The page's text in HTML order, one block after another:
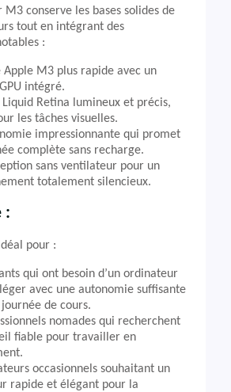
M3 conserve les bases solides de
tout en intégrant des
:
Apple M3 plus rapide avec un
intégré.
Liquid Retina lumineux et précis,
les tâches visuelles.
impressionnante qui promet
complète sans recharge.
sans ventilateur pour un
totalement silencieux.
:
pour :
qui ont besoin d’un ordinateur
avec une autonomie suffisante
de cours.
nomades qui recherchent
fiable pour travailler en
occasionnels souhaitant un
rapide et élégant pour la